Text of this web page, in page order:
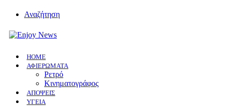
Αναζήτηση
HOME
ΑΦΙΕΡΩΜΑΤΑ
Ρετρό
Κινηματογράφος
ΑΠΟΨΕΙΣ
ΥΓΕΙΑ